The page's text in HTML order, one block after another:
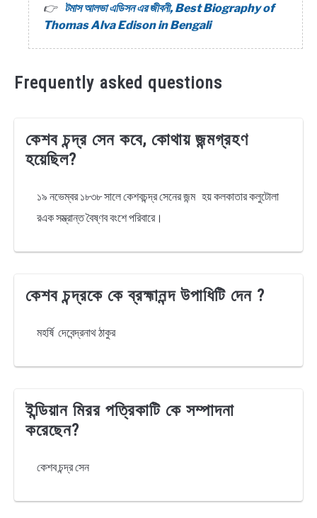
টমাস আলভা এডিসন এর জীবনী, Best Biography of
Thomas Alva Edison in Bengali
Frequently asked questions
কেশব চন্দ্র সেন কবে, কোথায় জন্মগ্রহণ
হয়েছিল?
১৯ নভেম্বর ১৮৩৮ সালে কেশবচন্দ্র সেনের জন্ম হয় কলকাতার কলুটোলা
রএক সম্ভ্রান্ত বৈষ্ণব বংশে পরিবারে।
কেশব চন্দ্রকে কে ব্রহ্মানন্দ উপাধিটি দেন ?
মহর্ষি দেবেন্দ্রনাথ ঠাকুর
ইন্ডিয়ান মিরর পত্রিকাটি কে সম্পাদনা
করেছেন?
কেশব চন্দ্র সেন